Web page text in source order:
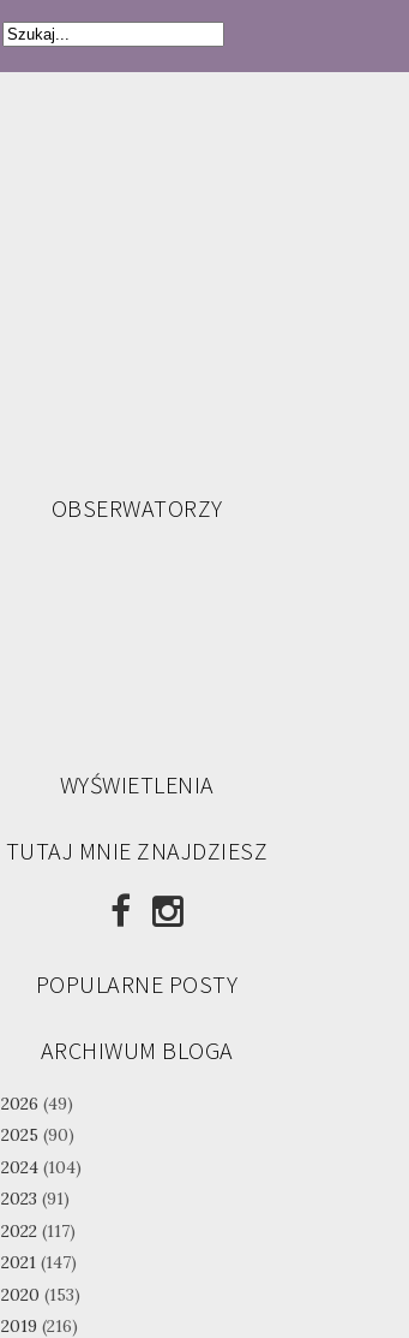
OBSERWATORZY
WYŚWIETLENIA
TUTAJ MNIE ZNAJDZIESZ
POPULARNE POSTY
ARCHIWUM BLOGA
2026 (49)
2025 (90)
2024 (104)
2023 (91)
2022 (117)
2021 (147)
2020 (153)
2019 (216)